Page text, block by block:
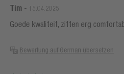
Tim - 15.04.2025
Goede kwaliteit, zitten erg
Bewertung auf German übersetzen